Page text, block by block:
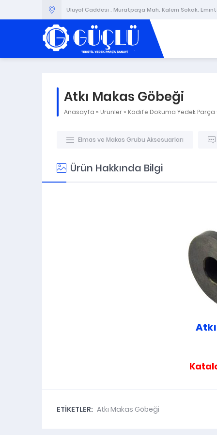
Uluyol Caddesi . Muratpaşa Mah. Kalem Sokak.
Atkı Makas Göbeği
Anasayfa » Ürünler » Kadife Dokuma Yedek Parça
Elmas ve Makas Grubu Aksesuarları
Ürün Hakkında Bilgi
ETİKETLER: Atkı Makas Göbeği